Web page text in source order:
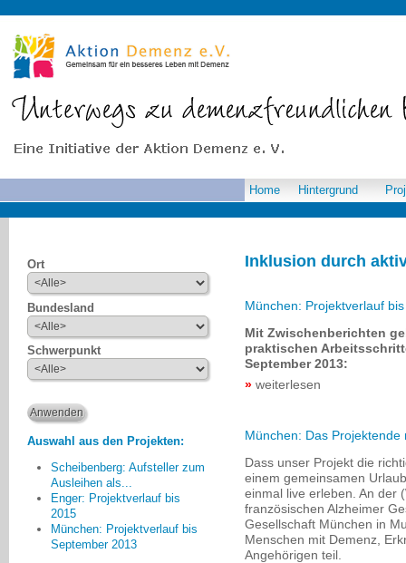
Inklusion durch
München: Projektverlauf
Mit Zwischenberichten
praktischen
September 2013:
weiterlesen
München: Das Projektende
Dass unser Projekt die
einem gemeinsamen
einmal live erleben. An der
französischen Alzheimer
Gesellschaft München in
Menschen mit Demenz,
Angehörigen teil.
Home Hintergrund
Ort
Bundesland
Schwerpunkt
Auswahl aus den Projekten:
Scheibenberg: Aufsteller zum
Ausleihen als...
Enger: Projektverlauf bis
2015
München: Projektverlauf bis
September 2013
Auf Dauer gesehen wäre es
meiner Meinung nach für das